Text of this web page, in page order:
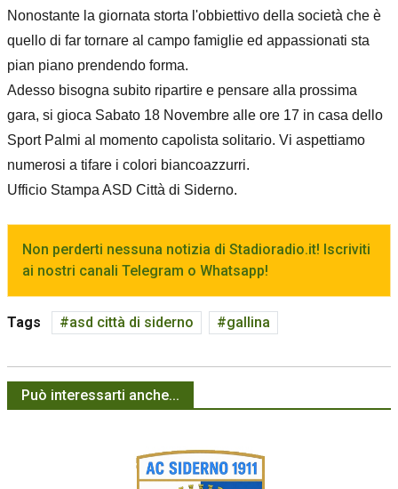
Nonostante la giornata storta l'obbiettivo della società che è
quello di far tornare al campo famiglie ed appassionati sta
pian piano prendendo forma.
Adesso bisogna subito ripartire e pensare alla prossima
gara, si gioca Sabato 18 Novembre alle ore 17 in casa dello
Sport Palmi al momento capolista solitario. Vi aspettiamo
numerosi a tifare i colori biancoazzurri.
Ufficio Stampa ASD Città di Siderno.
Non perderti nessuna notizia di Stadioradio.it! Iscriviti
ai nostri canali Telegram o Whatsapp!
Tags asd città di siderno gallina
Può interessarti anche...